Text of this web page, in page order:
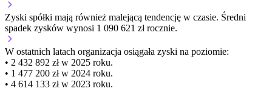
Zyski spółki mają również malejącą tendencję w czasie. Średni
spadek zysków wynosi 1 090 621 zł rocznie.
W ostatnich latach organizacja osiągała zyski na poziomie:
• 2 432 892 zł w 2025 roku.
• 1 477 200 zł w 2024 roku.
• 4 614 133 zł w 2023 roku.